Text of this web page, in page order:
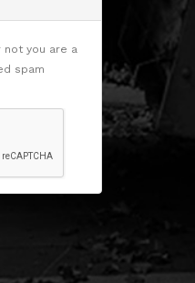
you are a
spam